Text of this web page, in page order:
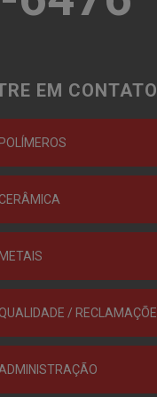
EM
POLÍMEROS
CERÂMICA
METAIS
QUALIDADE /
ADMINISTRAÇÃO